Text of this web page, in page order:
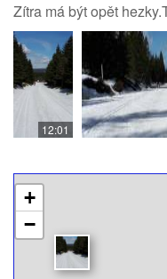
Zítra má být opět
12:01
+
−